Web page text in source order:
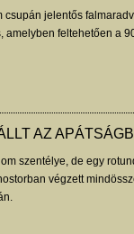
csupán jelentős
amelyben feltehetően a
AZ
szentélye, de egy
végzett